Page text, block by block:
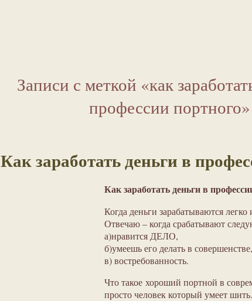
Записи с меткой «как
профессии портного»
Как заработать деньги в
Как заработать деньги в
Когда деньги зарабатываются легко
Отвечаю – когда срабатывают
а)нравится ДЕЛО,
б)умеешь его делать в совершенстве,
в) востребованность.
Что такое хороший портной в
просто человек который умеет шить.